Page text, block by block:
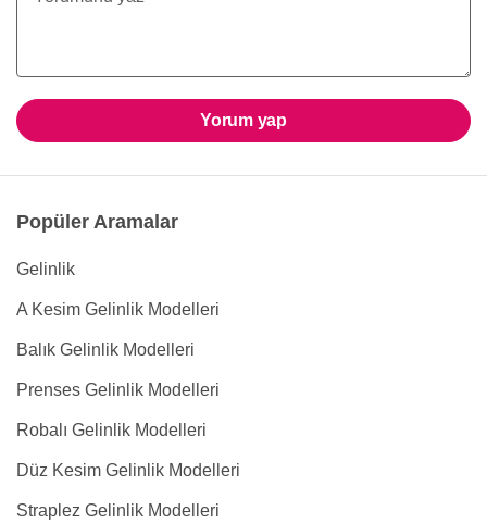
Yorum yap
Popüler Aramalar
Gelinlik
A Kesim Gelinlik Modelleri
Balık Gelinlik Modelleri
Prenses Gelinlik Modelleri
Robalı Gelinlik Modelleri
Düz Kesim Gelinlik Modelleri
Straplez Gelinlik Modelleri